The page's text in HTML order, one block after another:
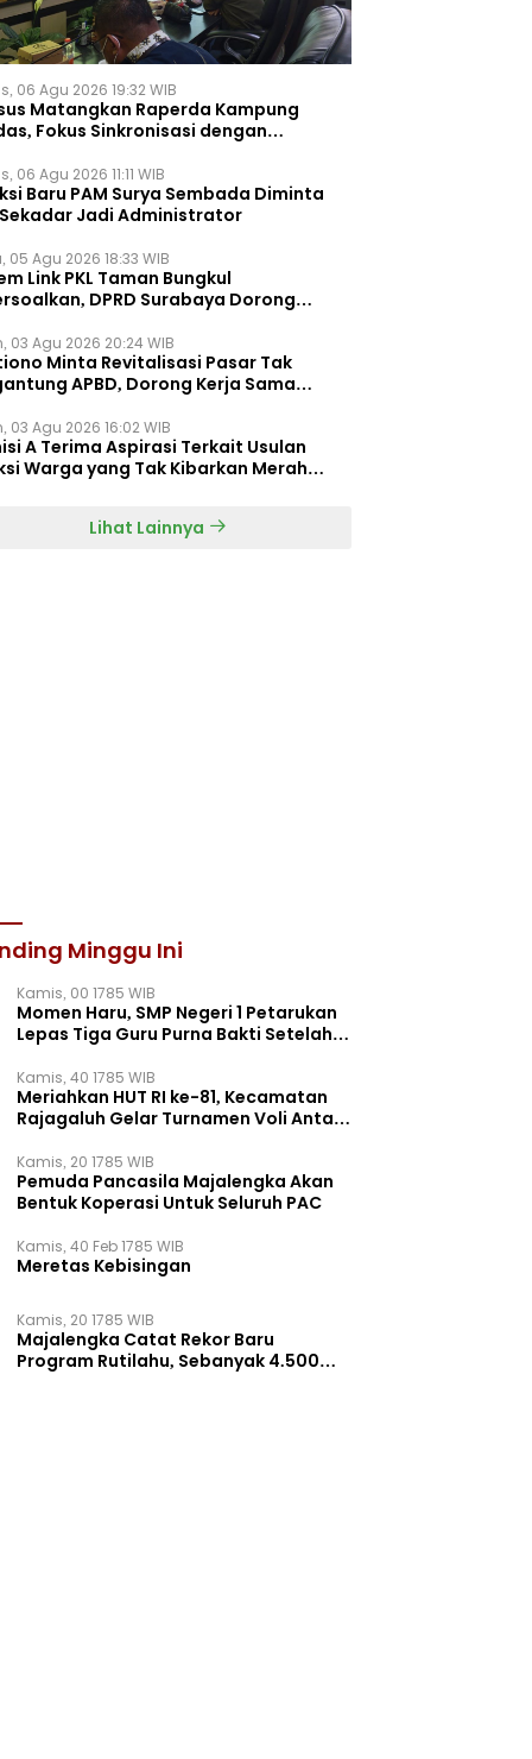
06 Agu 2026 19:32 WIB
Matangkan Raperda Kampung
Fokus Sinkronisasi dengan
06 Agu 2026 11:11 WIB
Baru PAM Surya Sembada Diminta
Jadi Administrator
05 Agu 2026 18:33 WIB
Link PKL Taman Bungkul
DPRD Surabaya Dorong
03 Agu 2026 20:24 WIB
Minta Revitalisasi Pasar Tak
APBD, Dorong Kerja Sama
03 Agu 2026 16:02 WIB
A Terima Aspirasi Terkait Usulan
Warga yang Tak Kibarkan Merah
Lihat Lainnya
Minggu Ini
Kamis, 00 1785 WIB
Momen Haru, SMP Negeri 1 Petarukan
Lepas Tiga Guru Purna Bakti Setelah
Kamis, 40 1785 WIB
Meriahkan HUT RI ke-81, Kecamatan
Rajagaluh Gelar Turnamen Voli Antar
Kamis, 20 1785 WIB
Pemuda Pancasila Majalengka Akan
Bentuk Koperasi Untuk Seluruh PAC
Kamis, 40 Feb 1785 WIB
Meretas Kebisingan
Kamis, 20 1785 WIB
Majalengka Catat Rekor Baru
Program Rutilahu, Sebanyak 4.500